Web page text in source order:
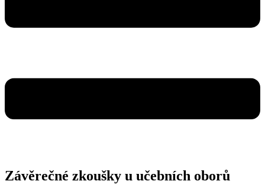
Závěrečné zkoušky u učebních oborů